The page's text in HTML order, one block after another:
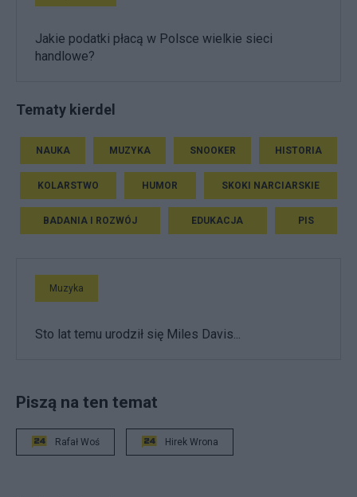
Jakie podatki płacą w Polsce wielkie sieci
handlowe?
Tematy kierdel
NAUKA MUZYKA SNOOKER HISTORIA
KOLARSTWO HUMOR SKOKI NARCIARSKIE
BADANIA I ROZWÓJ EDUKACJA PIS
Muzyka
Sto lat temu urodził się Miles Davis...
Piszą na ten temat
Rafał Woś Hirek Wrona